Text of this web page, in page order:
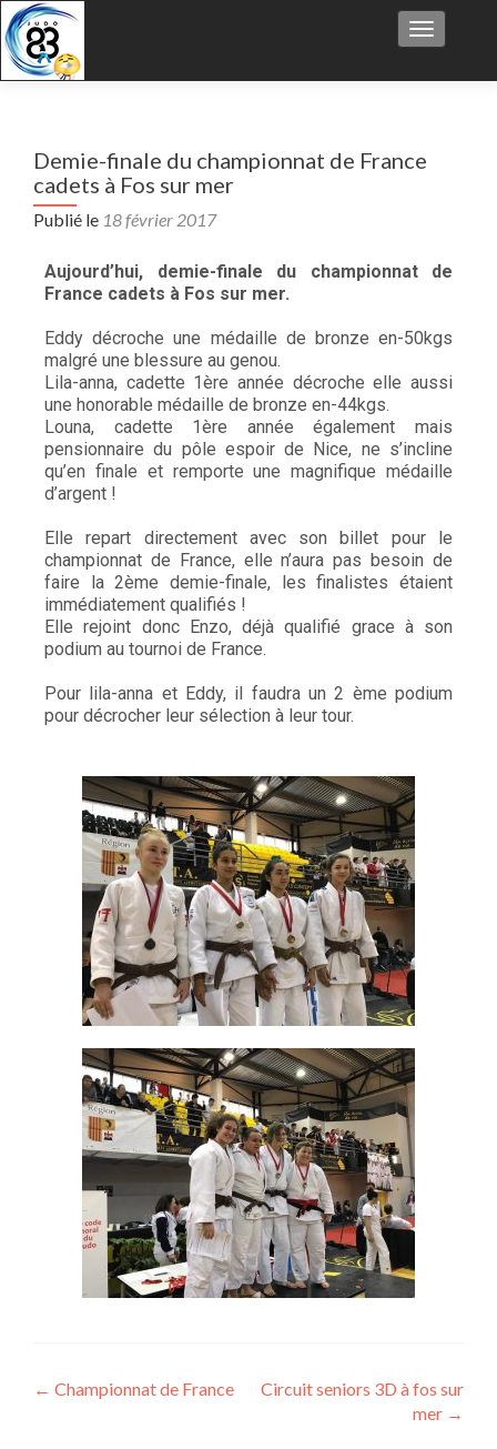
Afficher/
Demie-finale du championnat de France
cadets à Fos sur mer
Publié le 18 février 2017
Aujourd’hui, demie-finale du championnat de
France cadets à Fos sur mer.
Eddy décroche une médaille de bronze en-50kgs
malgré une blessure au genou.
Lila-anna, cadette 1ère année décroche elle aussi
une honorable médaille de bronze en-44kgs.
Louna, cadette 1ère année également mais
pensionnaire du pôle espoir de Nice, ne s’incline
qu’en finale et remporte une magnifique médaille
d’argent !
Elle repart directement avec son billet pour le
championnat de France, elle n’aura pas besoin de
faire la 2ème demie-finale, les finalistes étaient
immédiatement qualifiés !
Elle rejoint donc Enzo, déjà qualifié grace à son
podium au tournoi de France.
Pour lila-anna et Eddy, il faudra un 2 ème podium
pour décrocher leur sélection à leur tour.
← Championnat de France
Circuit seniors 3D à fos sur
mer →